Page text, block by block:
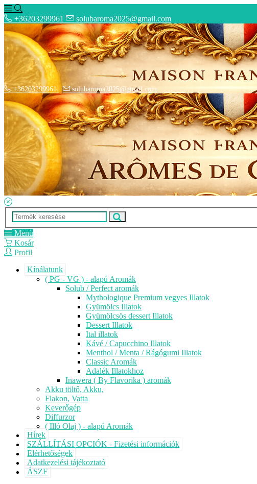
+36203299961 solubaroma2025@gmail.com
Hírek
SZÁLLÍTÁSI OPCIÓK - Fizetési információk
Elérhetőségek
Adatkezelési tájékoztató
ÁSZF
+36203299961 solubaroma2025@gmail.com
Menü
Kosár
Profil
Kínálatunk
( PG - VG ) - alapú Aromák
Solub / Perfect aromák
Mythologique Premium vegyes Illatok
Gyümölcs Illatok
Gyümölcsös dessert Illatok
Dessert Illatok
Ital illatok
Kávé / Capucchino Illatok
Menthol / Menta / Rágógumi Illatok
Classic Aromák
Adalék Illatokhoz
Inawera ( By Flavorika ) aromák
Akku töltő, Akku,
Flakon, Vatta
Keverőgép
Diffurzor
( Illó Olaj ) - alapú Aromák
Hírek
SZÁLLÍTÁSI OPCIÓK - Fizetési információk
Elérhetőségek
Adatkezelési tájékoztató
ÁSZF